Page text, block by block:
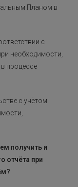
Планом в
с
необходимости,
процессе
с учётом
получить и
отчёта при